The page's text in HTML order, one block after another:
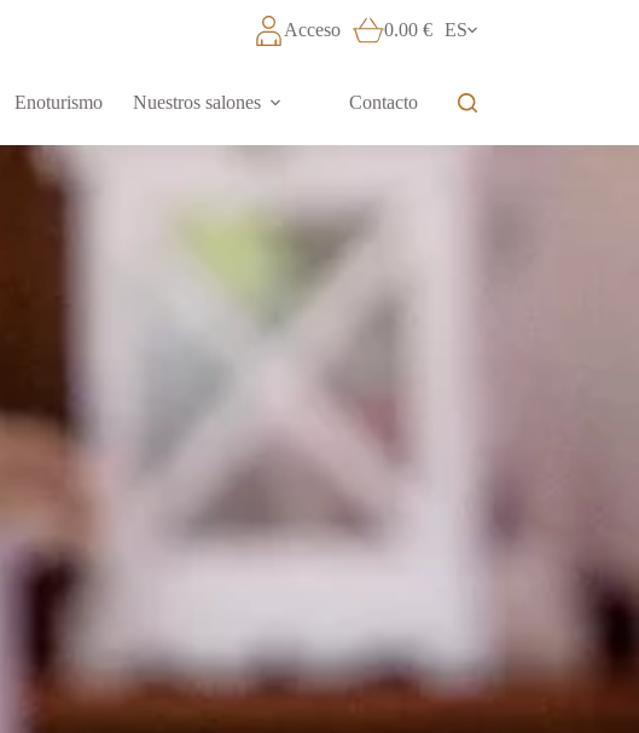
Acceso 0.00 € ES
Enoturismo Nuestros salones Contacto